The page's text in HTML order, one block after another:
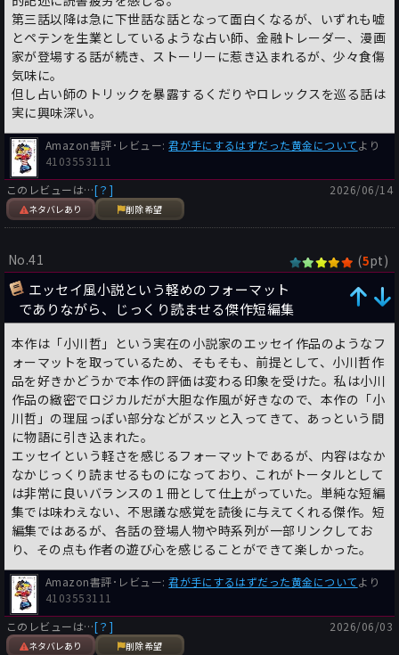
第三話以降は急に下世話な話となって面白くなるが、いずれも嘘
とペテンを生業としているような占い師、金融トレーダー、漫画
家が登場する話が続き、ストーリーに惹き込まれるが、少々食傷
気味に。
但し占い師のトリックを暴露するくだりやロレックスを巡る話は
実に興味深い。
Amazon書評･レビュー:君が手にするはずだった黄金についてより
4103553111
このレビューは…[？]
ネタバレあり 削除希望
2026/06/14
No.41 (5pt)
エッセイ風小説という軽めのフォーマット
でありながら、じっくり読ませる傑作短編集
本作は「小川哲」という実在の小説家のエッセイ作品のようなフ
ォーマットを取っているため、そもそも、前提として、小川哲作
品を好きかどうかで本作の評価は変わる印象を受けた。私は小川
作品の緻密でロジカルだが大胆な作風が好きなので、本作の「小
川哲」の理屈っぽい部分などがスッと入ってきて、あっという間
に物語に引き込まれた。
エッセイという軽さを感じるフォーマットであるが、内容はなか
なかじっくり読ませるものになっており、これがトータルとして
は非常に良いバランスの１冊として仕上がっていた。単純な短編
集では味わえない、不思議な感覚を読後に与えてくれる傑作。短
編集ではあるが、各話の登場人物や時系列が一部リンクしてお
り、その点も作者の遊び心を感じることができて楽しかった。
Amazon書評･レビュー:君が手にするはずだった黄金についてより
4103553111
このレビューは…[？]
ネタバレあり 削除希望
2026/06/03